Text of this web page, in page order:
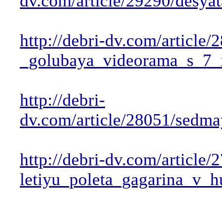
http://debri-dv.com/article/
http://debri-
dv.com/article/28051/
http://debri-dv.com/article/